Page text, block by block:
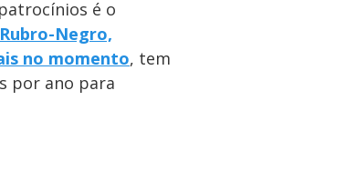
é o
Rubro-Negro,
no momento, tem
por ano para